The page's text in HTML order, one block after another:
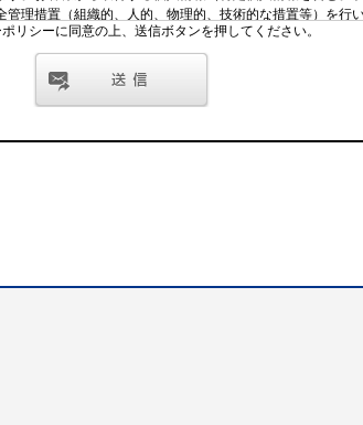
リシーに同意の上、送信ボタンを押してください。